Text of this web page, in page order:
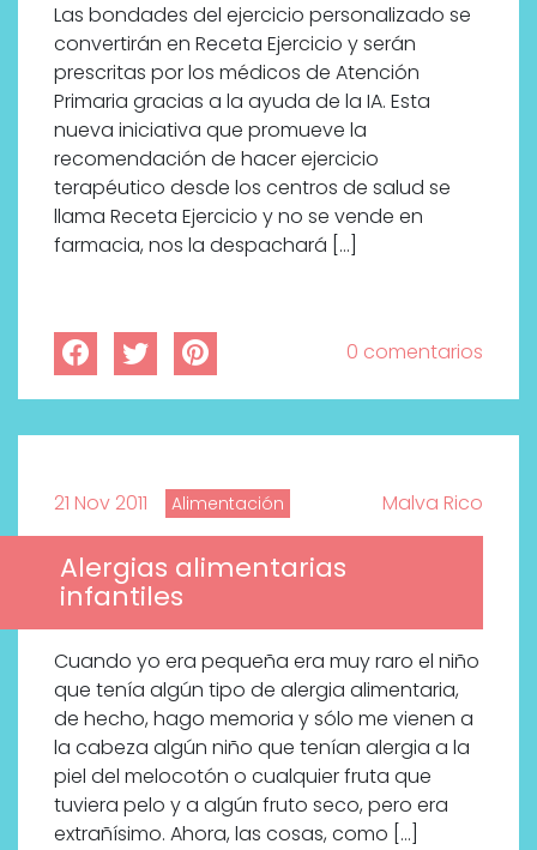
Las bondades del ejercicio personalizado se
convertirán en Receta Ejercicio y serán
prescritas por los médicos de Atención
Primaria gracias a la ayuda de la IA. Esta
nueva iniciativa que promueve la
recomendación de hacer ejercicio
terapéutico desde los centros de salud se
llama Receta Ejercicio y no se vende en
farmacia, nos la despachará […]
0 comentarios
21 Nov 2011 Alimentación Malva Rico
Alergias alimentarias
infantiles
Cuando yo era pequeña era muy raro el niño
que tenía algún tipo de alergia alimentaria,
de hecho, hago memoria y sólo me vienen a
la cabeza algún niño que tenían alergia a la
piel del melocotón o cualquier fruta que
tuviera pelo y a algún fruto seco, pero era
extrañísimo. Ahora, las cosas, como […]